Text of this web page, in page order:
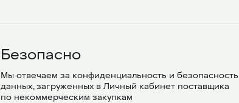
Безопасно
Мы отвечаем за конфиденциальность и безопасность
данных, загруженных в Личный кабинет поставщика
по некоммерческим закупкам